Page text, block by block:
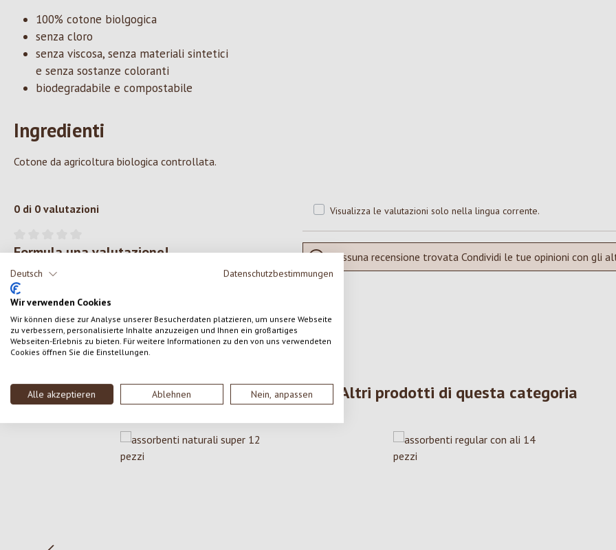
Deutsch Datenschutzbestimmungen
Wir verwenden Cookies
Wir können diese zur Analyse unserer Besucherdaten platzieren, um unsere Webseite
zu verbessern, personalisierte Inhalte anzuzeigen und Ihnen ein großartiges
Webseiten-Erlebnis zu bieten. Für weitere Informationen zu den von uns verwendeten
Cookies öffnen Sie die Einstellungen.
Alle akzeptieren Ablehnen Nein, anpassen
100% cotone biolgogica
senza cloro
senza viscosa, senza materiali sintetici
e senza sostanze coloranti
biodegradabile e compostabile
Ingredienti
Cotone da agricoltura biologica controllata.
0 di 0 valutazioni
Valutazione media di 0 su 5 stelle
Formula una valutazione!
Condividi le tue esperienze con il prodotto con altri
clienti.
SCRIVERE UNA RECENSIONE
Visualizza le valutazioni solo nella lingua corrente.
Nessuna recensione trovata Condividi le tue opinioni con gli
Altri prodotti di questa categoria
Salta la galleria dei prodotti